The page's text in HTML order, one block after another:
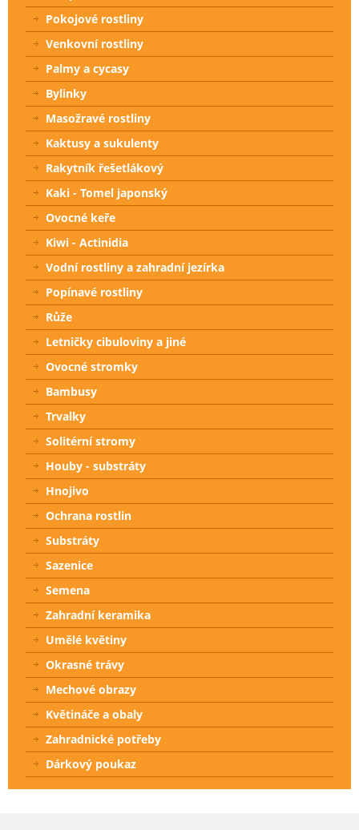
Pokojové rostliny
Venkovní rostliny
Palmy a cycasy
Bylinky
Masožravé rostliny
Kaktusy a sukulenty
Rakytník řešetlákový
Kaki - Tomel japonský
Ovocné keře
Kiwi - Actinidia
Vodní rostliny a zahradní jezírka
Popínavé rostliny
Růže
Letničky cibuloviny a jiné
Ovocné stromky
Bambusy
Trvalky
Solitérní stromy
Houby - substráty
Hnojivo
Ochrana rostlin
Substráty
Sazenice
Semena
Zahradní keramika
Umělé květiny
Okrasné trávy
Mechové obrazy
Květináče a obaly
Zahradnické potřeby
Dárkový poukaz